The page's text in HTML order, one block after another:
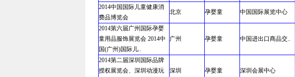
2014中国国际儿童健康消
费品博览会
北京 孕婴童 中国国际展览中心
2014第六届广州国际孕婴
童用品服饰展览会 2014中
国(广州)国际儿..
广州 孕婴童 中国进出口商品交..
2014第二届深圳国际品牌
授权展览会、深圳动漫玩
深圳 孕婴童 深圳会展中心